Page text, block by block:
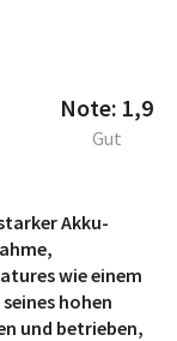
Note: 1,9
Gut
Akku-
wie einem
hohen
und betrieben,